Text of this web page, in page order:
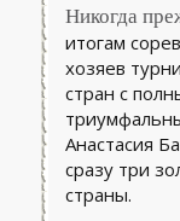
Никогда
итогам
хозяев
стран с
Анастасия
сразу три
страны.